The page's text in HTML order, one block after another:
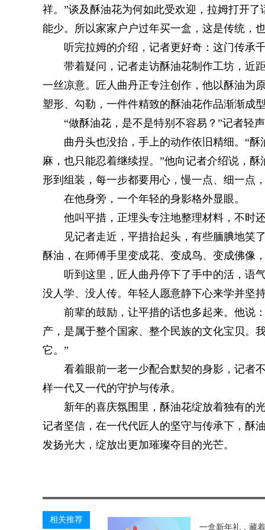
祥。”谈及酥油花为何如此受欢迎，拉姆打开
能少。所以家家户户过年买一盒，这是传统，
听完拉姆的介绍，记者更好奇：这门传承
带着疑问，记者走访酥油花制作工坊，近
一丝凉意。匠人曲丹正专注创作，他以酥油为
塑形、勾勒，一件件精致的酥油花作品渐渐成
“做酥油花，是不是特别不容易？”记者轻
曲丹头也没抬，手上的动作依旧精细。“
麻，也只能忍着继续捏。”他向记者介绍说，
形到组装，每一步都要用心，慢一点、细一点
在他身旁，一个年轻的身影格外显眼。
他叫平措，正埋头专注地整理材料，不时
见记者走近，平措抬起头，有些腼腆地笑
酥油，在师傅手里变成花、变成鸟、变成佛像
听到这里，匠人曲丹停下了手中的活，语
没人学、没人传。年轻人愿意静下心来学并坚
前辈的鼓励，让平措的话也多起来。他说
产，是属于整个国家、整个民族的文化宝贝。
它。”
看着眼前一老一少配合默契的身影，记者
样一代又一代的守护与传承。
新年的喜庆氛围里，酥油花绽放着独有的
记者坚信，在一代代匠人的坚守与传承下，酥
发扬光大，绽放出更加璀璨夺目的光芒。
相关推荐
一盒新年礼，藏